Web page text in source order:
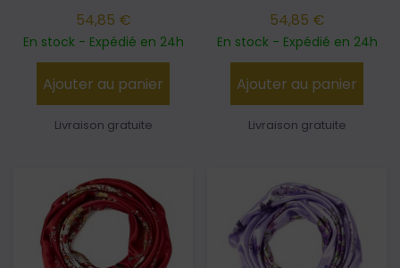
54,85 €
En stock - Expédié en 24h
Ajouter au panier
Livraison gratuite
54,85 €
En stock - Expédié en 24h
Ajouter au panier
Livraison gratuite